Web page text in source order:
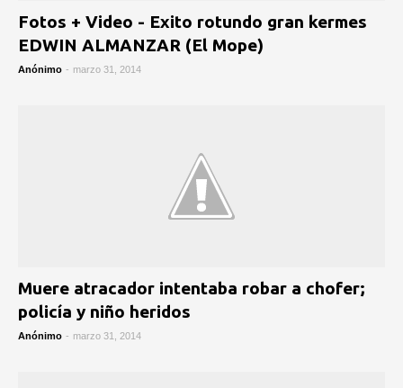
Fotos + Video - Exito rotundo gran kermes
EDWIN ALMANZAR (El Mope)
Anónimo - marzo 31, 2014
Muere atracador intentaba robar a chofer;
policía y niño heridos
Anónimo - marzo 31, 2014